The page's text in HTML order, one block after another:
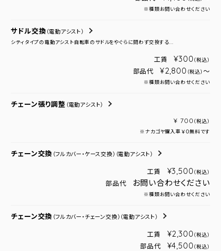
※種類お問い合わせください
サドル交換 （電動アシスト）
シティタイプの電動アシスト自転車のサドルをやぐらに問わず交換する...
工賃 ¥300 （税込）
部品代 ¥2,800 （税込） ～
※種類お問い合わせください
チェーン張り調整 （電動アシスト）
¥ 700 （税込）
※ナカゴヤ購入車￥０無料です
チェーン交換 （フルカバー・ケース交換） （電動アシスト）
工賃 ¥3,500 （税込）
部品代 お問い合わせください
※種類お問い合わせください
チェーン交換 （フルカバー・チェーン交換） （電動アシスト）
工賃 ¥2,300 （税込）
部品代 ¥4,500 （税込）